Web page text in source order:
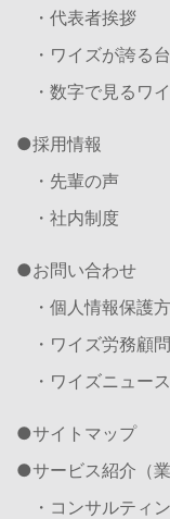
・代表者挨拶
・ワイズが誇る
・数字で見るワ
採用情報
・先輩の声
・社内制度
お問い合わせ
・個人情報保護
・ワイズ労務顧
・ワイズニュー
サイトマップ
サービス紹介（業
・コンサルティ